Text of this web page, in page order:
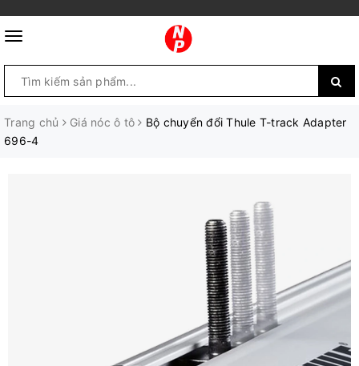
Trang chủ Giá nóc ô tô
Bộ chuyển đổi Thule T-track Adapter
696-4